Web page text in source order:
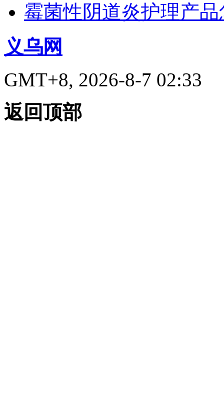
霉菌性阴道炎护理产
义乌网
GMT+8, 2026-8-7 02:33
返回顶部